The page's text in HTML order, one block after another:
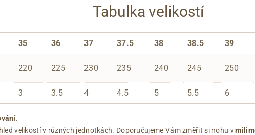
Tabulka velikostí
35 36 37 37.5 38 38.5 39
220 225 230 235 240 245 250
3 3.5 4 4.5 5 5.5 6
.
velikostí v různých jednotkách. Doporučujeme Vám změřit si nohu v